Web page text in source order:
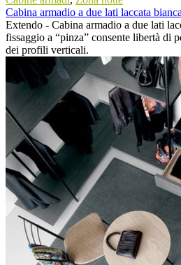
Cabina armadio a due lati laccata
Extendo - Cabina armadio a due lati
fissaggio a “pinza” consente libertà di
dei profili verticali.